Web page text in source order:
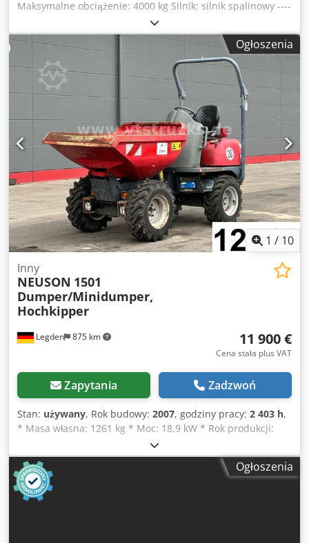
Maksymalne obciążenie: 4000 kg Silnik: silnik spalinowy ----
Wersja A 1.0 Wyładowcza skrzynia z obrotowym
mechanizmem wywrotu Prędkość jazdy: 25 km/h
Dodpfozml N Isx Afaskr
Ogłoszenia
1 / 10
Legden 875 km
Inny
NEUSON 1501
Dumper/Minidumper,
Hochkipper
11 900 €
Cena stała plus VAT
Zapytania Zadzwoń
Stan: używany, Rok budowy: 2007, godziny pracy: 2 403 h,
* Masa własna: 1261 kg * Moc: 18,9 kW * Rok produkcji:
2007 -----Numer pojazdu w bazie danych: 12349
Zastrzegamy sobie prawo do błędów i wcześniejszej
sprzedaży. Dkedpfx Aezq Nw Dofaer
Ogłoszenia